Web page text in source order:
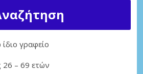
γραφείο
26 – 69 ετών